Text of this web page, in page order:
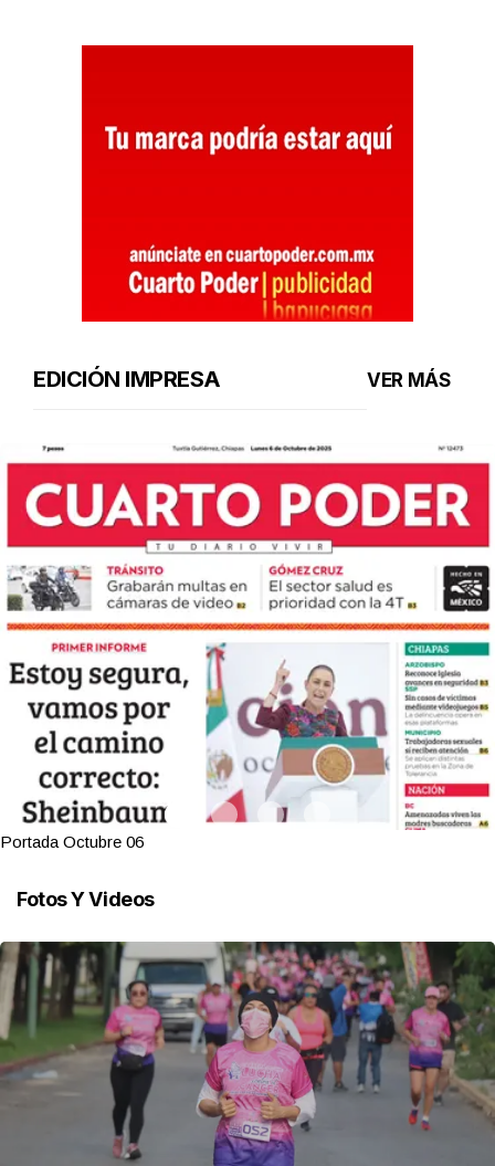
EDICIÓN IMPRESA VER MÁS
Portada Octubre 06
Fotos Y Videos